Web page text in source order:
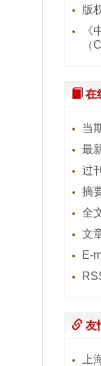
版
《
（
在
当
最
过
摘
全
文
E-
友
上